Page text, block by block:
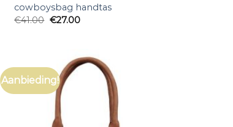
cowboysbag handtas
€41.00 €27.00
Aanbieding!